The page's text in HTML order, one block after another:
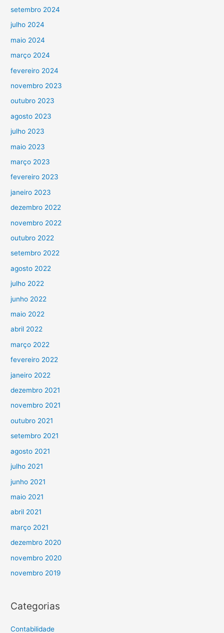
setembro 2024
julho 2024
maio 2024
março 2024
fevereiro 2024
novembro 2023
outubro 2023
agosto 2023
julho 2023
maio 2023
março 2023
fevereiro 2023
janeiro 2023
dezembro 2022
novembro 2022
outubro 2022
setembro 2022
agosto 2022
julho 2022
junho 2022
maio 2022
abril 2022
março 2022
fevereiro 2022
janeiro 2022
dezembro 2021
novembro 2021
outubro 2021
setembro 2021
agosto 2021
julho 2021
junho 2021
maio 2021
abril 2021
março 2021
dezembro 2020
novembro 2020
novembro 2019
Categorias
Contabilidade